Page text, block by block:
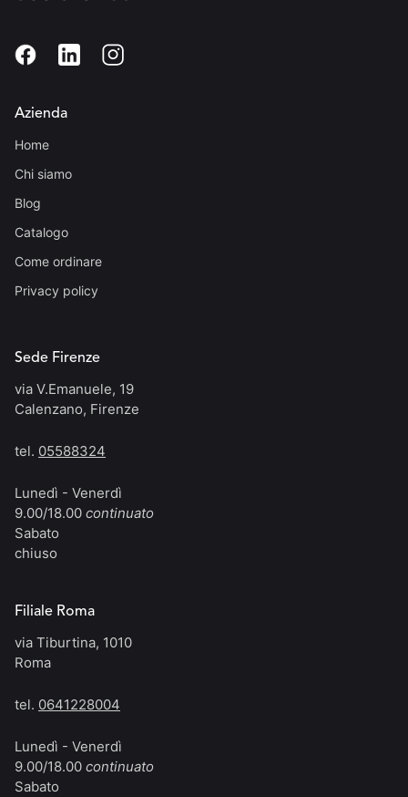
Azienda
Home
Chi siamo
Blog
Catalogo
Come ordinare
Privacy policy
Sede Firenze
via V.Emanuele, 19
Calenzano, Firenze
tel. 05588324
Lunedì - Venerdì
9.00/18.00 continuato
Sabato
chiuso
Filiale Roma
via Tiburtina, 1010
Roma
tel. 0641228004
Lunedì - Venerdì
9.00/18.00 continuato
Sabato